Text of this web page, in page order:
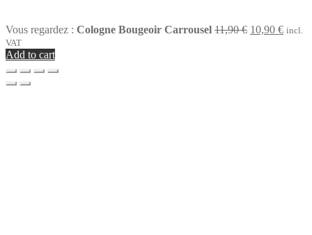
Vous regardez : Cologne Bougeoir Carrousel 11,90€ Original
10,90 € incl.
VAT
Add to cart